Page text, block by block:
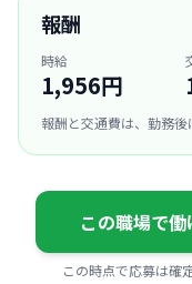
報酬
時給
1,956円
報酬と交通費は、勤務後
この職場で働
この時点で応募は確